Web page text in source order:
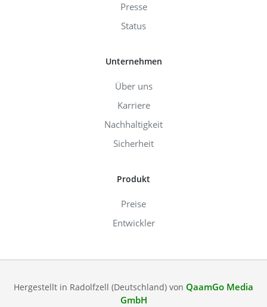
Presse
Status
Unternehmen
Über uns
Karriere
Nachhaltigkeit
Sicherheit
Produkt
Preise
Entwickler
Hergestellt in Radolfzell (Deutschland) von QaamGo Media
GmbH